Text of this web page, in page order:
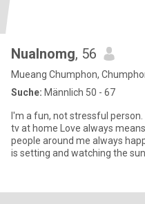
Nualnomg, 56
Mueang Chumphon,
Suche: Männlich 50 - 67
I'm a fun, not stressful
tv at home Love always
people around me always
is setting and watching the